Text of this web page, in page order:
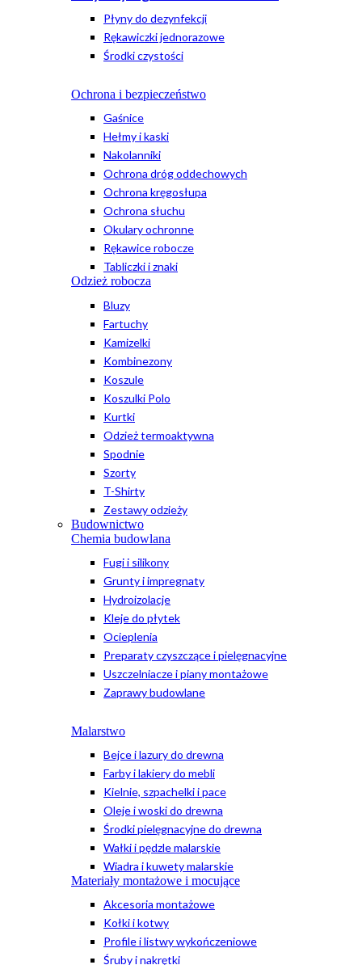
Płyny do dezynfekcji
Rękawiczki jednorazowe
Środki czystości
Ochrona i bezpieczeństwo
Gaśnice
Hełmy i kaski
Nakolanniki
Ochrona dróg oddechowych
Ochrona kręgosłupa
Ochrona słuchu
Okulary ochronne
Rękawice robocze
Tabliczki i znaki
Odzież robocza
Bluzy
Fartuchy
Kamizelki
Kombinezony
Koszule
Koszulki Polo
Kurtki
Odzież termoaktywna
Spodnie
Szorty
T-Shirty
Zestawy odzieży
Budownictwo
Chemia budowlana
Fugi i silikony
Grunty i impregnaty
Hydroizolacje
Kleje do płytek
Ocieplenia
Preparaty czyszczące i pielęgnacyjne
Uszczelniacze i piany montażowe
Zaprawy budowlane
Malarstwo
Bejce i lazury do drewna
Farby i lakiery do mebli
Kielnie, szpachelki i pace
Oleje i woski do drewna
Środki pielęgnacyjne do drewna
Wałki i pędzle malarskie
Wiadra i kuwety malarskie
Materiały montażowe i mocujące
Akcesoria montażowe
Kołki i kotwy
Profile i listwy wykończeniowe
Śruby i nakrętki